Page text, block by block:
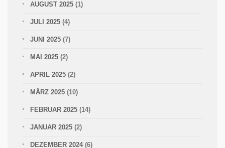
AUGUST 2025 (1)
JULI 2025 (4)
JUNI 2025 (7)
MAI 2025 (2)
APRIL 2025 (2)
MÄRZ 2025 (10)
FEBRUAR 2025 (14)
JANUAR 2025 (2)
DEZEMBER 2024 (6)